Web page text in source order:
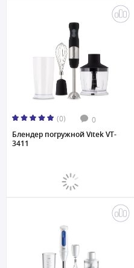
(0) 0
Блендер погружной Vitek VT-
3411